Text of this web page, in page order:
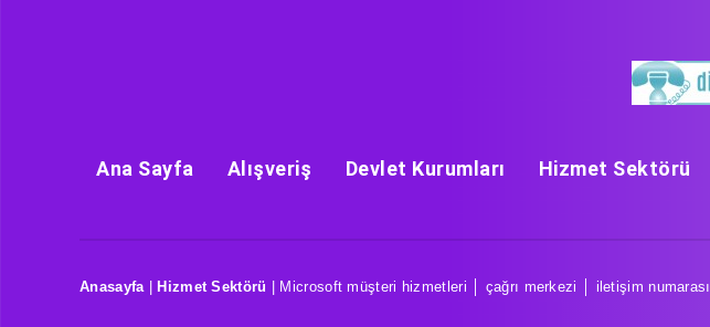
Ana Sayfa Alışveriş Devlet Kurumları Hizmet Sektörü
Anasayfa| Hizmet Sektörü Microsoft müşteri hizmetleri │ çağrı merkezi │ iletişim numarası